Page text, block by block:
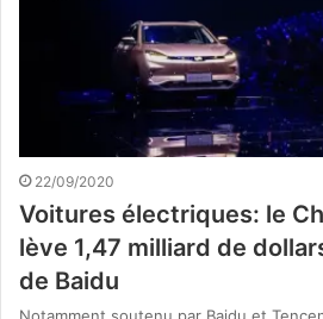
22/09/2020
Voitures électriques: le
lève 1,47 milliard de
de Baidu